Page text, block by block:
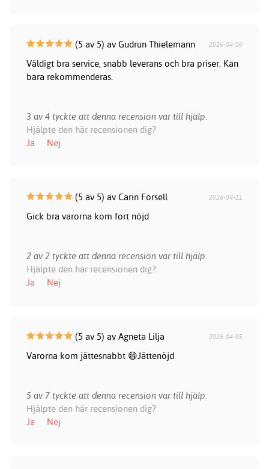
(5 av 5) av Gudrun Thielemann 2026-04-20
Väldigt bra service, snabb leverans och bra priser. Kan
bara rekommenderas.
3 av 4 tyckte att denna recension var till hjälp.
Hjälpte den här recensionen dig?
Ja
Nej
(5 av 5) av Carin Forsell 2026-04-11
Gick bra varorna kom fort nöjd
2 av 2 tyckte att denna recension var till hjälp.
Hjälpte den här recensionen dig?
Ja
Nej
(5 av 5) av Agneta Lilja 2026-04-05
Varorna kom jättesnabbt 😄Jättenöjd
5 av 7 tyckte att denna recension var till hjälp.
Hjälpte den här recensionen dig?
Ja
Nej